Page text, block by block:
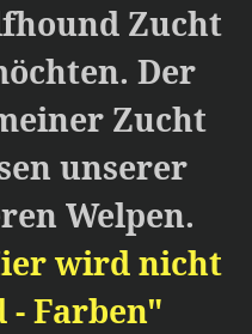
Zucht
Der
Zucht
unserer
Welpen.
wird nicht
- Farben"